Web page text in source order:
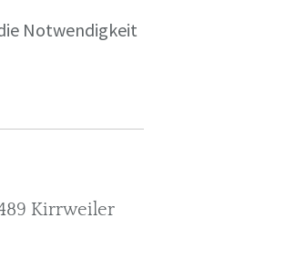
Notwendigkeit
Kirrweiler